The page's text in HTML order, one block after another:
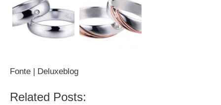
Fonte | Deluxeblog
Related Posts: